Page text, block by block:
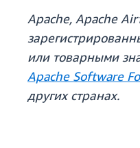
Apache, Apache
или товарными
Apache Software
других странах.